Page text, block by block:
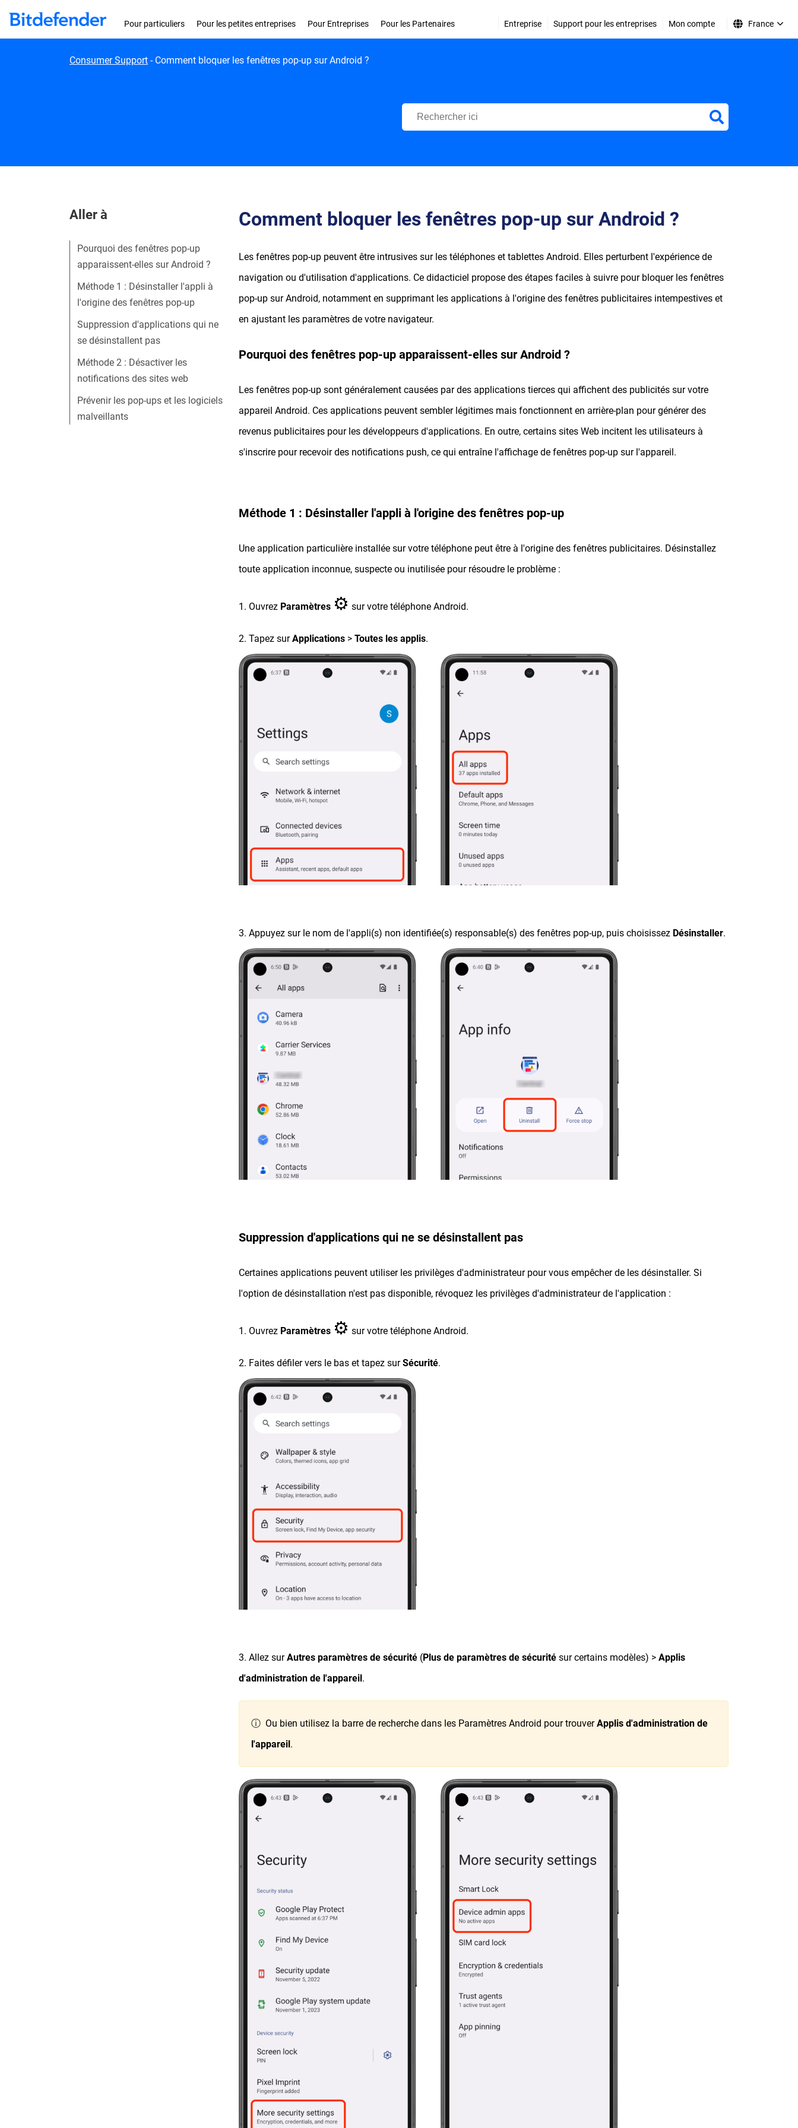
Skip to content
Pour particuliers Pour les petites entreprises Pour Entreprises Pour les Partenaires Entreprise Support pour les entreprises Mon compte France
Consumer Support - Comment bloquer les fenêtres pop-up sur Android ?
Centre d'Assistance Bitdefender
Aller à
Pourquoi des fenêtres pop-up
apparaissent-elles sur Android ?
Méthode 1 : Désinstaller l'appli à
l'origine des fenêtres pop-up
Suppression d'applications qui ne
se désinstallent pas
Méthode 2 : Désactiver les
notifications des sites web
Prévenir les pop-ups et les logiciels
malveillants
Comment bloquer les fenêtres pop-up sur Android ?
Les fenêtres pop-up peuvent être intrusives sur les téléphones et tablettes Android. Elles perturbent l'expérience de
navigation ou d'utilisation d'applications. Ce didacticiel propose des étapes faciles à suivre pour bloquer les fenêtres
pop-up sur Android, notamment en supprimant les applications à l'origine des fenêtres publicitaires intempestives et
en ajustant les paramètres de votre navigateur.
Pourquoi des fenêtres pop-up apparaissent-elles sur Android ?
Les fenêtres pop-up sont généralement causées par des applications tierces qui affichent des publicités sur votre
appareil Android. Ces applications peuvent sembler légitimes mais fonctionnent en arrière-plan pour générer des
revenus publicitaires pour les développeurs d'applications. En outre, certains sites Web incitent les utilisateurs à
s'inscrire pour recevoir des notifications push, ce qui entraîne l'affichage de fenêtres pop-up sur l'appareil.
Méthode 1 : Désinstaller l'appli à l'origine des fenêtres pop-up
Une application particulière installée sur votre téléphone peut être à l'origine des fenêtres publicitaires. Désinstallez
toute application inconnue, suspecte ou inutilisée pour résoudre le problème :
1. Ouvrez Paramètres ⚙︎ sur votre téléphone Android.
2. Tapez surApplications > Toutes les applis.
3. Appuyez sur le nom de l'appli(s) non identifiée(s) responsable(s) des fenêtres pop-up, puis choisissez Désinstaller.
Suppression d'applications qui ne se désinstallent pas
Certaines applications peuvent utiliser les privilèges d'administrateur pour vous empêcher de les désinstaller. Si
l'option de désinstallation n'est pas disponible, révoquez les privilèges d'administrateur de l'application :
1. Ouvrez Paramètres ⚙︎ sur votre téléphone Android.
2. Faites défiler vers le bas et tapez surSécurité.
3. Allez surAutres paramètres de sécurité (Plus de paramètres de sécurité sur certains modèles) > Applis
d'administration de l'appareil.
ⓘ Ou bien utilisez la barre de recherche dans les Paramètres Android pour trouverApplis d'administration de
l'appareil.